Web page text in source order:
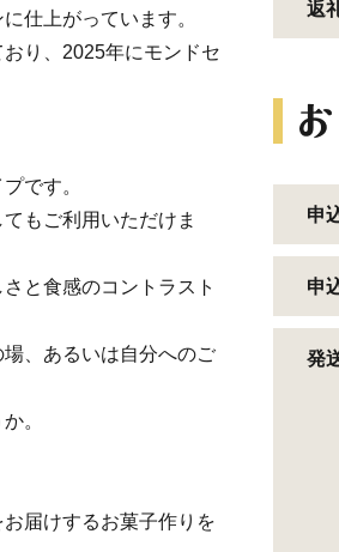
仕上がっています。
り、2025年にモンドセ
です。
もご利用いただけま
と食感のコントラスト
、あるいは自分へのご
。
届けするお菓子作りを
返
申
申
発